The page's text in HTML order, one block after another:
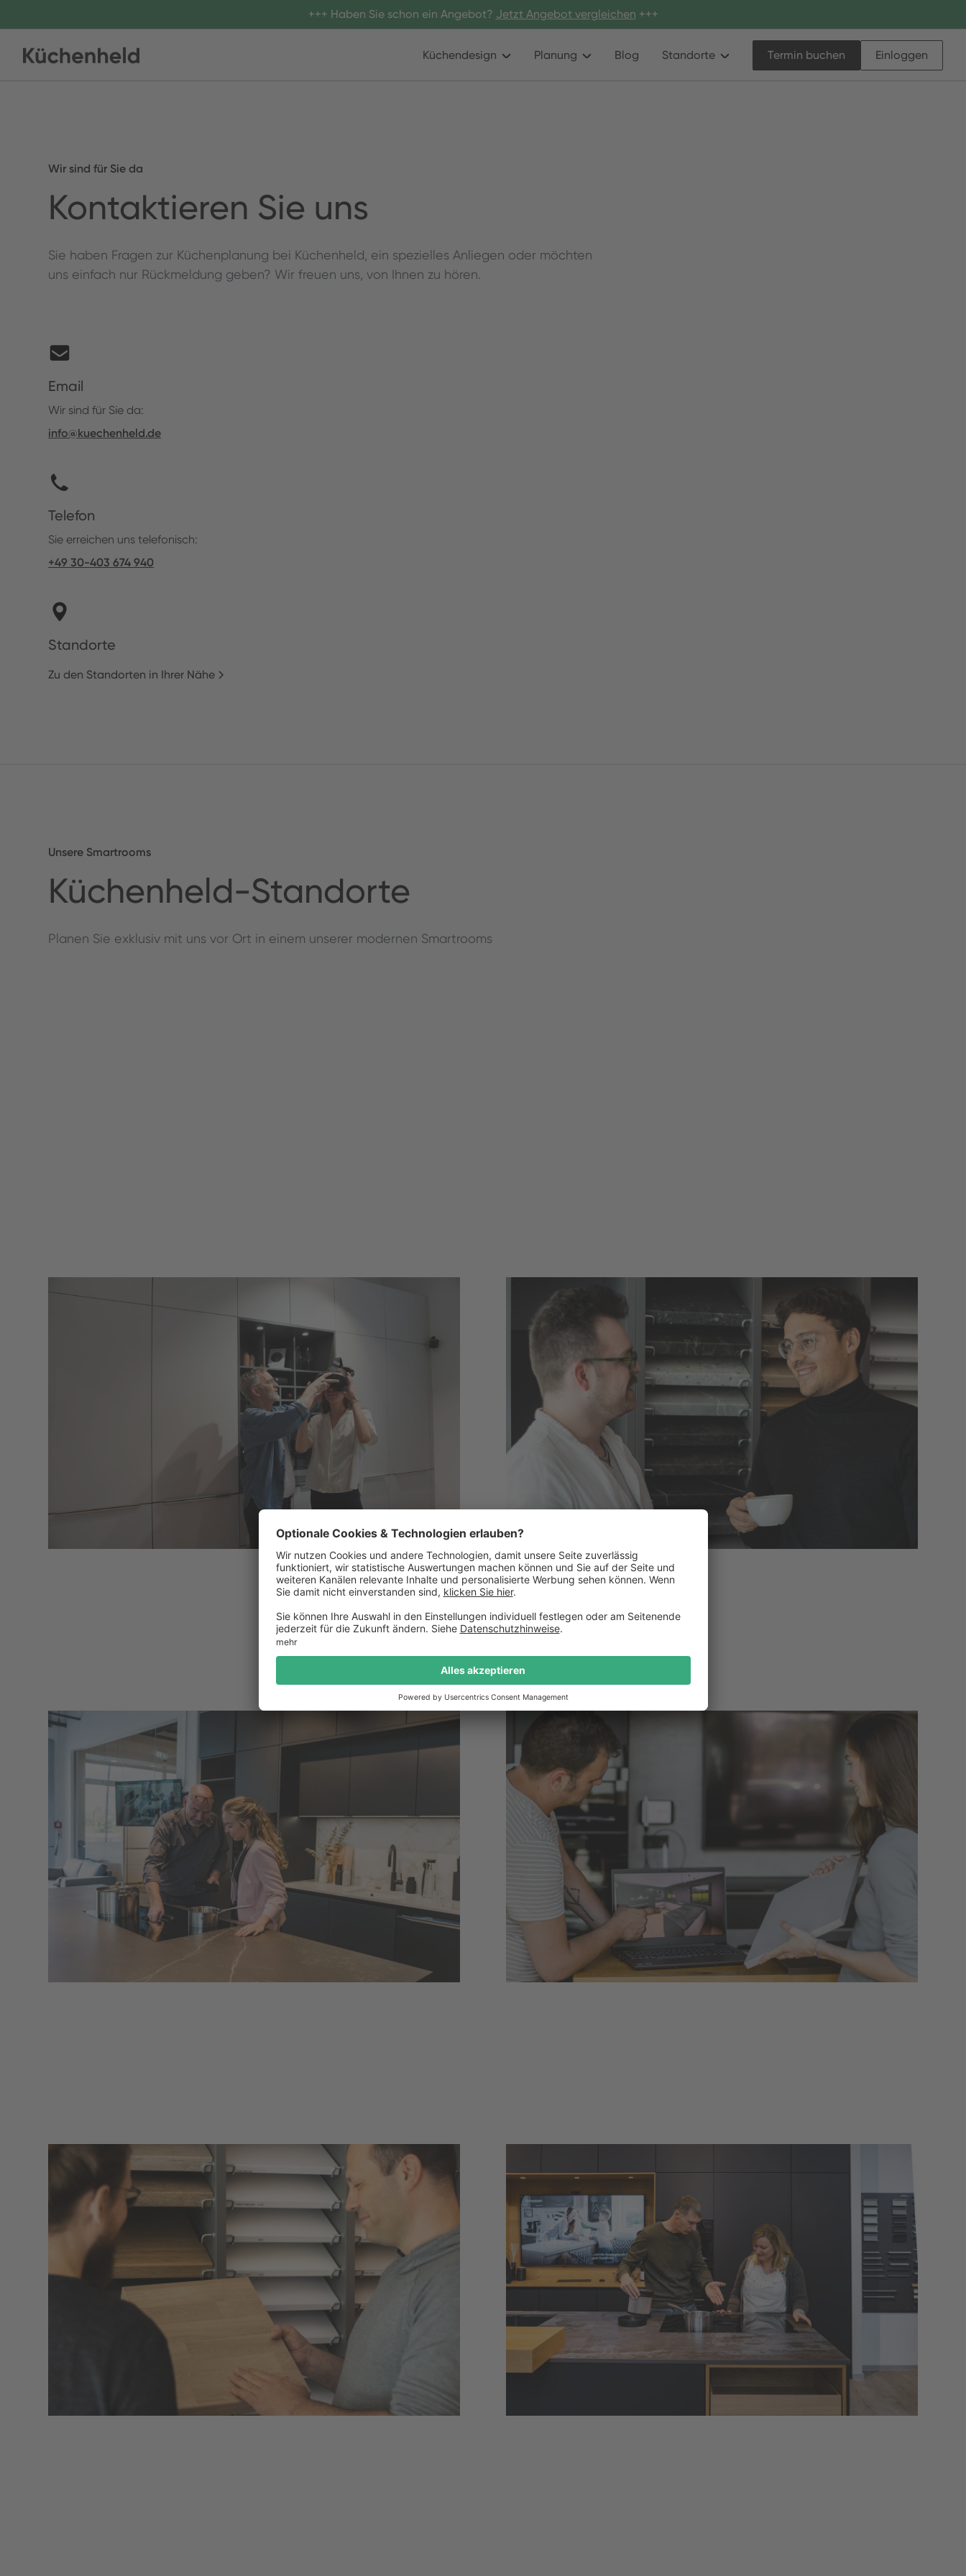
+++ Haben Sie schon ein Angebot? Jetzt Angebot vergleichen +++
Küchendesign Planung Blog Standorte Termin buchen Einloggen
Wir sind für Sie da
Kontaktieren Sie uns
Sie haben Fragen zur Küchenplanung bei Küchenheld, ein spezielles Anliegen oder möchten
uns einfach nur Rückmeldung geben? Wir freuen uns, von Ihnen zu hören.
Email
Wir sind für Sie da:
info@kuechenheld.de
Telefon
Sie erreichen uns telefonisch:
+49 30-403 674 940
Standorte
Zu den Standorten in Ihrer Nähe
Unsere Smartrooms
Küchenheld-Standorte
Planen Sie exklusiv mit uns vor Ort in einem unserer modernen Smartrooms
Küchenheld Berlin
Charlottenstraße 65 Hinterhaus, Aufgang 2, 1. Obergeschoss
Küchenheld München
Friedrichstraße 1A München
Standort ansehen
Küchenheld Köln
Kranhaus Süd,Köln
Standort ansehen
Küchenheld Hamburg
Shanghaiallee 21,Hamburg
Standort ansehen
Küchenheld Freiburg
Zollhallenstraße 7
Standort ansehen
Küchenheld Frankfurt
Rotfeder-Ring 5-7 (Pier 5) Frankfurt am Main
Standort ansehen